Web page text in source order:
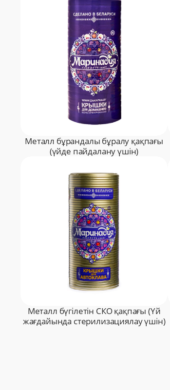
Металл бұрандалы бұралу қақпағы
(үйде пайдалану үшін)
Металл бүгілетін СКО қақпағы (Үй
жағдайында стерилизациялау үшін)